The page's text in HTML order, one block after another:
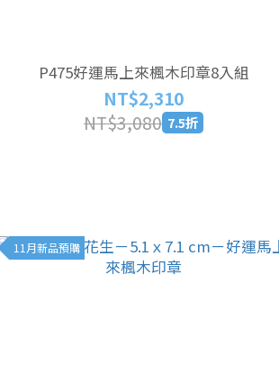
P475好運馬上來楓木印章8入組
NT$2,310
NT$3,080 7.5折
11月新品預購